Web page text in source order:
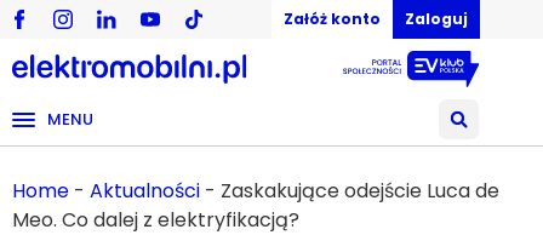
Załóż konto Zaloguj
MENU
Home - Aktualności - Zaskakujące odejście Luca de
Meo. Co dalej z elektryfikacją?